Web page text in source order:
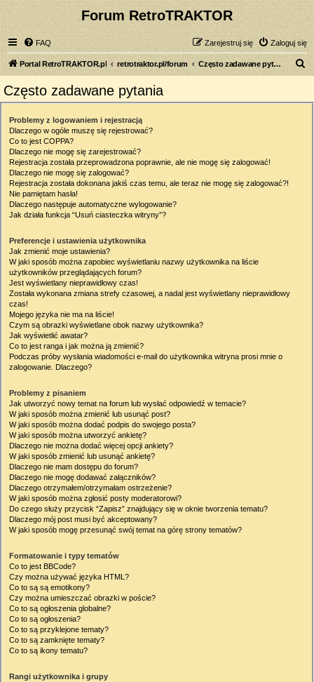
Forum RetroTRAKTOR
FAQ Zaloguj się
Zarejestruj się
Portal RetroTRAKTOR.pl retrotraktor.pl/forum Często zadawane pytania
Często zadawane pytania
Problemy z logowaniem i rejestracją
Dlaczego w ogóle muszę się rejestrować?
Co to jest COPPA?
Dlaczego nie mogę się zarejestrować?
Rejestracja została przeprowadzona poprawnie, ale nie mogę się zalogować!
Dlaczego nie mogę się zalogować?
Rejestracja została dokonana jakiś czas temu, ale teraz nie mogę się zalogować?!
Nie pamiętam hasła!
Dlaczego następuje automatyczne wylogowanie?
Jak działa funkcja “Usuń ciasteczka witryny”?
Preferencje i ustawienia użytkownika
Jak zmienić moje ustawienia?
W jaki sposób można zapobiec wyświetlaniu nazwy użytkownika na liście
użytkowników przeglądających forum?
Jest wyświetlany nieprawidłowy czas!
Została wykonana zmiana strefy czasowej, a nadal jest wyświetlany nieprawidłowy
czas!
Mojego języka nie ma na liście!
Czym są obrazki wyświetlane obok nazwy użytkownika?
Jak wyświetlić awatar?
Co to jest ranga i jak można ją zmienić?
Podczas próby wysłania wiadomości e-mail do użytkownika witryna prosi mnie o
zalogowanie. Dlaczego?
Problemy z pisaniem
Jak utworzyć nowy temat na forum lub wysłać odpowiedź w temacie?
W jaki sposób można zmienić lub usunąć post?
W jaki sposób można dodać podpis do swojego posta?
W jaki sposób można utworzyć ankietę?
Dlaczego nie można dodać więcej opcji ankiety?
W jaki sposób zmienić lub usunąć ankietę?
Dlaczego nie mam dostępu do forum?
Dlaczego nie mogę dodawać załączników?
Dlaczego otrzymałem/otrzymałam ostrzeżenie?
W jaki sposób można zgłosić posty moderatorowi?
Do czego służy przycisk “Zapisz” znajdujący się w oknie tworzenia tematu?
Dlaczego mój post musi być akceptowany?
W jaki sposób mogę przesunąć swój temat na górę strony tematów?
Formatowanie i typy tematów
Co to jest BBCode?
Czy można używać języka HTML?
Co to są są emotikony?
Czy można umieszczać obrazki w poście?
Co to są ogłoszenia globalne?
Co to są ogłoszenia?
Co to są przyklejone tematy?
Co to są zamknięte tematy?
Co to są ikony tematu?
Rangi użytkownika i grupy